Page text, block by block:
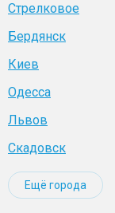
Стрелковое
Бердянск
Киев
Одесса
Львов
Скадовск
Ещё города